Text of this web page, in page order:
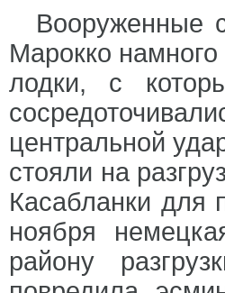
Вооруженные
Марокко
лодки, с
центральной
стояли на
Касабланки для
ноября
району